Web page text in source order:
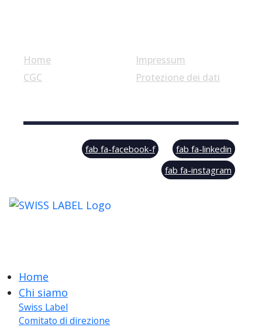
Home
CGC
Impressum
Protezione dei dati
fab fa-facebook-f
fab fa-linkedin
fab fa-instagram
Home
Chi siamo
Swiss Label
Comitato di direzione